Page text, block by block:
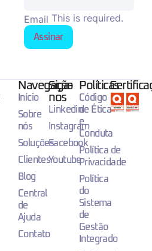
Email This is required.
Assinar
Navegação
Início
Sobre
nós
Soluções
Clientes
Blog
Central
de
Ajuda
Contato
Siga-
nos
Linkedin
Instagram
Facebook
Youtube
Políticas
Código
de Ética
e
Conduta
Política de
Privacidade
Política
do
Sistema
de
Gestão
Integrado